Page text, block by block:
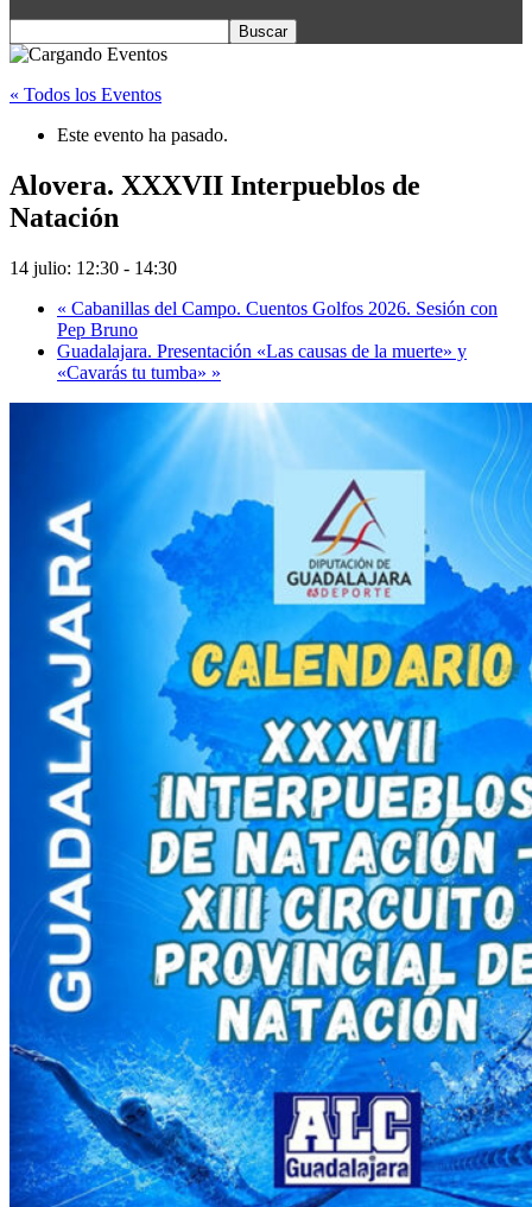
« Todos los Eventos
Este evento ha pasado.
Alovera. XXXVII Interpueblos de
Natación
14 julio: 12:30 - 14:30
« Cabanillas del Campo. Cuentos Golfos 2026. Sesión con
Pep Bruno
Guadalajara. Presentación «Las causas de la muerte» y
«Cavarás tu tumba» »